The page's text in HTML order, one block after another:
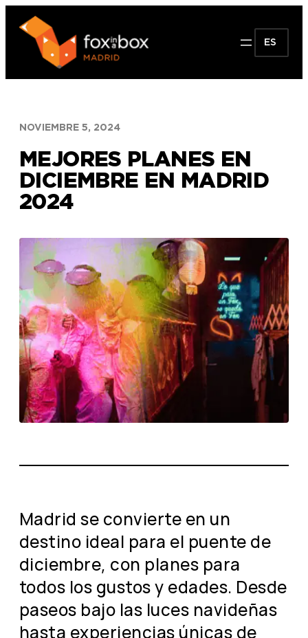
Saltar
contenido
ES
NOVIEMBRE 5, 2024
MEJORES PLANES EN
DICIEMBRE EN MADRID
2024
Madrid se convierte en un
destino ideal para el puente de
diciembre, con planes para
todos los gustos y edades. Desde
paseos bajo las luces navideñas
hasta experiencias únicas de